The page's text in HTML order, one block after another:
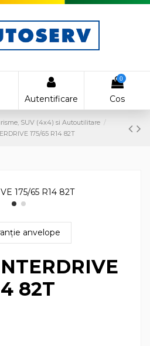
Autentificare
0
Cos
SUV (4x4) si Autoutilitare
175/65 R14 82T
anvelope
82T